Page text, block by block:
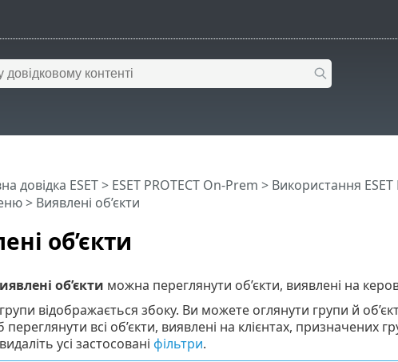
об’єкти
довідка ESET> ESET PROTECT On-Prem > Використання ESET
> Виявлені об’єкти
об’єкти можна переглянути об’єкти, виявлені на
відображається збоку. Ви можете оглянути групи й
всі об’єкти, виявлені на клієнтах, призначених
видаліть усі застосовані фільтри.